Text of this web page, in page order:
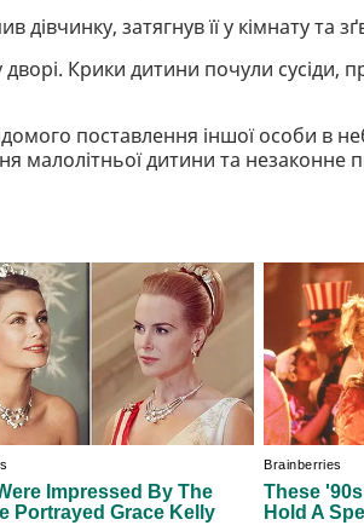
затягнув її у кімнату та
Крики дитини почули сусіди,
поставлення іншої особи в
малолітньої дитини та